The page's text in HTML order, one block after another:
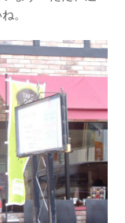
。